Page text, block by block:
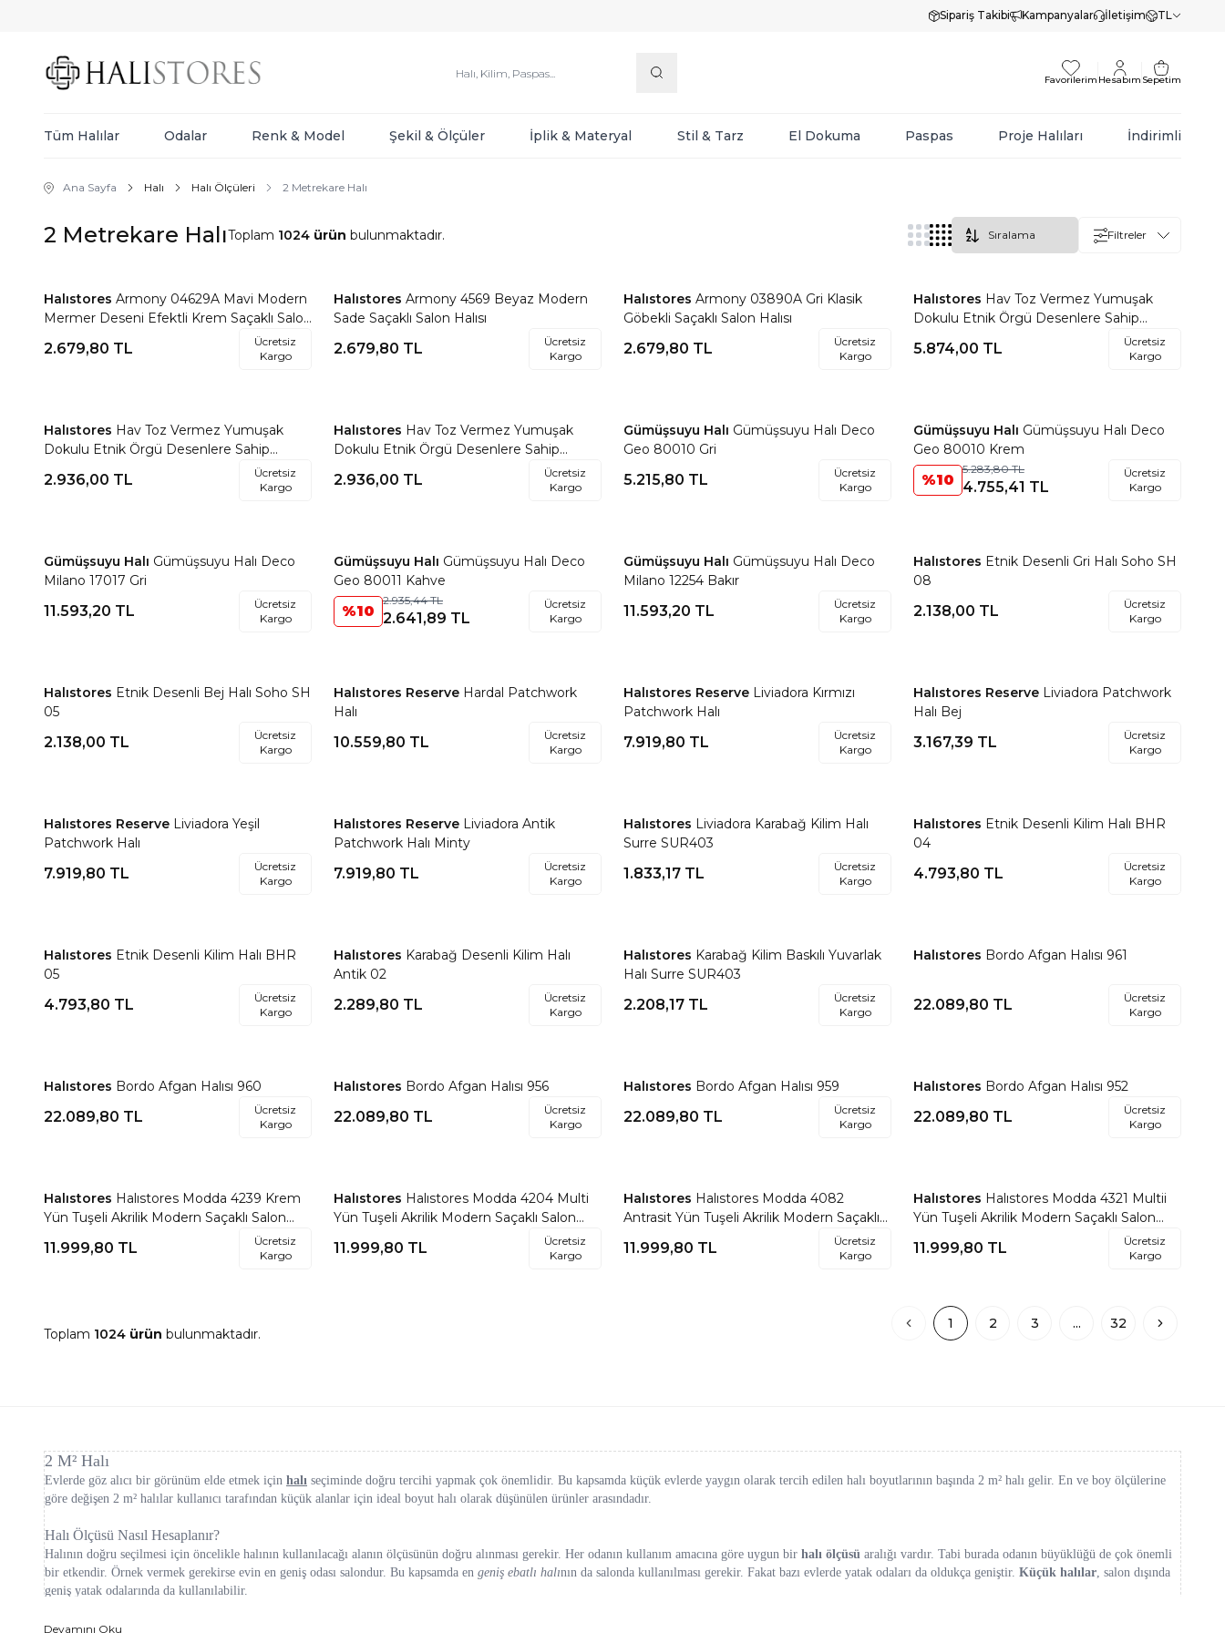
Sipariş Takibi Kampanyalar İletişim TL
Favorilerim Hesabım Sepetim
Tüm Halılar Odalar Renk & Model Şekil & Ölçüler İplik & Materyal Stil & Tarz El Dokuma Paspas Proje Halıları İndirimli
Ana Sayfa Halı Halı Ölçüleri 2 Metrekare Halı
2 Metrekare HalıToplam 1024 ürün bulunmaktadır. Filtreler
Favorilere Ekle
Halıstores Armony 04629A Mavi Modern
Mermer Deseni Efektli Krem Saçaklı Salon
2.679,80 TL
Ücretsiz
Kargo
Favorilere Ekle
Halıstores Armony 4569 Beyaz Modern
Sade Saçaklı Salon Halısı
2.679,80 TL
Ücretsiz
Kargo
Favorilere Ekle
Halıstores Armony 03890A Gri Klasik
Göbekli Saçaklı Salon Halısı
2.679,80 TL
Ücretsiz
Kargo
Favorilere Ekle
Halıstores Hav Toz Vermez Yumuşak
Dokulu Etnik Örgü Desenlere Sahip
Modern Renkli İskandinav Halı Trz 02
5.874,00 TL
Ücretsiz
Kargo
Favorilere Ekle
Halıstores Hav Toz Vermez Yumuşak
Dokulu Etnik Örgü Desenlere Sahip
Modern Renkli İskandinav Halı Trz 03
2.936,00 TL
Ücretsiz
Kargo
Favorilere Ekle
Halıstores Hav Toz Vermez Yumuşak
Dokulu Etnik Örgü Desenlere Sahip
Modern Renkli İskandinav Halı Trz 01
2.936,00 TL
Ücretsiz
Kargo
Favorilere Ekle
Gümüşsuyu Halı Gümüşsuyu Halı Deco
Geo 80010 Gri
5.215,80 TL
Ücretsiz
Kargo
Favorilere Ekle
Gümüşsuyu Halı Gümüşsuyu Halı Deco
Geo 80010 Krem
%10
5.283,80TL
4.755,41 TL
Ücretsiz
Kargo
Favorilere Ekle
Gümüşsuyu Halı Gümüşsuyu Halı Deco
Milano 17017 Gri
11.593,20 TL
Ücretsiz
Kargo
Favorilere Ekle
Gümüşsuyu Halı Gümüşsuyu Halı Deco
Geo 80011 Kahve
%10
2.935,44TL
2.641,89 TL
Ücretsiz
Kargo
Favorilere Ekle
Gümüşsuyu Halı Gümüşsuyu Halı Deco
Milano 12254 Bakır
11.593,20 TL
Ücretsiz
Kargo
Favorilere Ekle
Halıstores Etnik Desenli Gri Halı Soho SH
08
2.138,00 TL
Ücretsiz
Kargo
Favorilere Ekle
Halıstores Etnik Desenli Bej Halı Soho SH
05
2.138,00 TL
Ücretsiz
Kargo
Favorilere Ekle
Halıstores Reserve Hardal Patchwork
Halı
10.559,80 TL
Ücretsiz
Kargo
Favorilere Ekle
Halıstores Reserve Liviadora Kırmızı
Patchwork Halı
7.919,80 TL
Ücretsiz
Kargo
Favorilere Ekle
Halıstores Reserve Liviadora Patchwork
Halı Bej
3.167,39 TL
Ücretsiz
Kargo
Favorilere Ekle
Halıstores Reserve Liviadora Yeşil
Patchwork Halı
7.919,80 TL
Ücretsiz
Kargo
Favorilere Ekle
Halıstores Reserve Liviadora Antik
Patchwork Halı Minty
7.919,80 TL
Ücretsiz
Kargo
Favorilere Ekle
Halıstores Liviadora Karabağ Kilim Halı
Surre SUR403
1.833,17 TL
Ücretsiz
Kargo
Favorilere Ekle
Halıstores Etnik Desenli Kilim Halı BHR
04
4.793,80 TL
Ücretsiz
Kargo
Favorilere Ekle
Halıstores Etnik Desenli Kilim Halı BHR
05
4.793,80 TL
Ücretsiz
Kargo
Favorilere Ekle
Halıstores Karabağ Desenli Kilim Halı
Antik 02
2.289,80 TL
Ücretsiz
Kargo
Favorilere Ekle
Halıstores Karabağ Kilim Baskılı Yuvarlak
Halı Surre SUR403
2.208,17 TL
Ücretsiz
Kargo
Favorilere Ekle
Halıstores Bordo Afgan Halısı 961
22.089,80 TL
Ücretsiz
Kargo
Favorilere Ekle
Halıstores Bordo Afgan Halısı 960
22.089,80 TL
Ücretsiz
Kargo
Favorilere Ekle
Halıstores Bordo Afgan Halısı 956
22.089,80 TL
Ücretsiz
Kargo
Favorilere Ekle
Halıstores Bordo Afgan Halısı 959
22.089,80 TL
Ücretsiz
Kargo
Favorilere Ekle
Halıstores Bordo Afgan Halısı 952
22.089,80 TL
Ücretsiz
Kargo
Favorilere Ekle
Halıstores Halıstores Modda 4239 Krem
Yün Tuşeli Akrilik Modern Saçaklı Salon
11.999,80 TL
Ücretsiz
Kargo
Favorilere Ekle
Halıstores Halıstores Modda 4204 Multi
Yün Tuşeli Akrilik Modern Saçaklı Salon
11.999,80 TL
Ücretsiz
Kargo
Favorilere Ekle
Halıstores Halıstores Modda 4082
Antrasit Yün Tuşeli Akrilik Modern Saçaklı
11.999,80 TL
Ücretsiz
Kargo
Favorilere Ekle
Halıstores Halıstores Modda 4321 Multii
Yün Tuşeli Akrilik Modern Saçaklı Salon
11.999,80 TL
Ücretsiz
Kargo
Toplam 1024 ürün bulunmaktadır.
1 2 3 ... 32
2 M² Halı
Evlerde göz alıcı bir görünüm elde etmek için halı seçiminde doğru tercihi yapmak çok önemlidir. Bu kapsamda küçük evlerde yaygın olarak tercih edilen halı boyutlarının başında 2 m² halı gelir. En ve boy ölçülerine
göre değişen 2 m² halılar kullanıcı tarafından küçük alanlar için ideal boyut halı olarak düşünülen ürünler arasındadır.
Halı Ölçüsü Nasıl Hesaplanır?
Halının doğru seçilmesi için öncelikle halının kullanılacağı alanın ölçüsünün doğru alınması gerekir. Her odanın kullanım amacına göre uygun bir halı ölçüsü aralığı vardır. Tabi burada odanın büyüklüğü de çok önemli
bir etkendir. Örnek vermek gerekirse evin en geniş odası salondur. Bu kapsamda en geniş ebatlı halının da salonda kullanılması gerekir. Fakat bazı evlerde yatak odaları da oldukça geniştir. Küçük halılar, salon dışında
geniş yatak odalarında da kullanılabilir.
Her halının etiketinde eni ve boyu cm cinsinden yazılmıştır. En ve boy değeri çarpılıp çıkan sonuç 10 bin sayısına bölündüğünde m² cinsinden halının ölçüsü bulunmuş olur. Sayfamızdaki halıları inceleyerek
Devamını Oku